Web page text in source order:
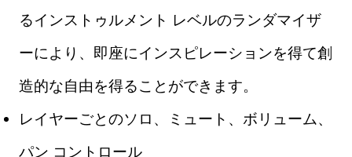
るインストゥルメント レベルのランダマイザ
ーにより、即座にインスピレーションを得て創
造的な自由を得ることができます。
レイヤーごとのソロ、ミュート、ボリューム、
パン コントロール